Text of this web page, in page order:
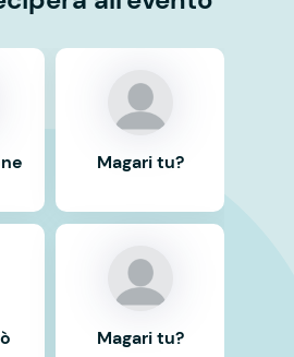
Magari tu?
Magari tu?